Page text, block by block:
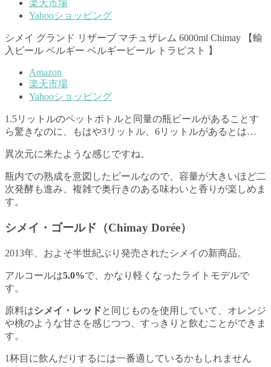
楽天市場
Yahooショッピング
シメイ グランド リザーブ マチュザレム 6000ml Chimay 【輸
入ビール ベルギー ベルギービール トラピスト 】
Amazon
楽天市場
Yahooショッピング
1.5リットルのペットボトルと同量の瓶ビールがあることす
ら驚きなのに、もはや3リットル、6リットルがあるとは…
異次元に来たような感じですね。
瓶内での熟成を意図したビールなので、容量が大きいほど二
次発酵も進み、複雑で奥行きのある味わいと香りが楽しめま
す。
シメイ・ゴールド（Chimay Dorée）
2013年、およそ半世紀ぶり発売されたシメイの新商品。
アルコールは5.0%で、かなり軽くなったライトモデルで
す。
原料はシメイ・レッドと同じものを使用していて、オレンジ
や桃のような甘さを感じつつ、すっきりと飲むことができま
す。
1杯目に飲んだりするには一番適しているかもしれません